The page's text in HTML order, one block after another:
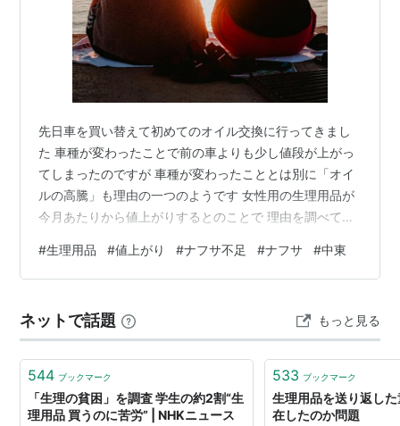
先日車を買い替えて初めてのオイル交換に行ってきまし
た 車種が変わったことで前の車よりも少し値段が上がっ
てしまったのですが 車種が変わったこととは別に「オイ
ルの高騰」も理由の一つのようです 女性用の生理用品が
今月あたりから値上がりするとのことで 理由を調べてみ
フサはポリプロピレンなどの原料になります 生理用品に
使用されている不織布はポリプロピレンからできている
響するということです 今回の件で感じたことは 『女性に
とって必ず必要なもの』 なのにそれなりの費用がかかっ
てしまうのか もちろん肌に触…
#生理用品 #値上がり #ナフサ不足 #ナフサ #中東
ネットで話題 もっと見る
544 ブックマーク
「生理の貧困」を調査 学生の約2割“生
理用品 買うのに苦労” | NHKニュース
533 ブックマーク
生理用品を送り返し
在したのか問題